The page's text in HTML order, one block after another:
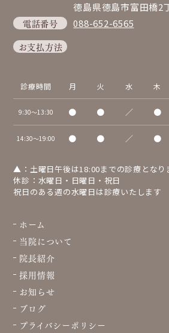
徳島県徳島市富田橋2
電話番号 088-652-6565
お支払方法
診療時間 月 火 水 木
9:30～13:30 ● ● ／ ●
14:30～19:00 ● ● ／ ●
▲：土曜日午後は18:00までの診療となり
休診：水曜日・日曜日・祝日
祝日のある週の水曜日は診療いたします
ホーム
当院について
院長紹介
採用情報
お知らせ
ブログ
プライバシーポリシー